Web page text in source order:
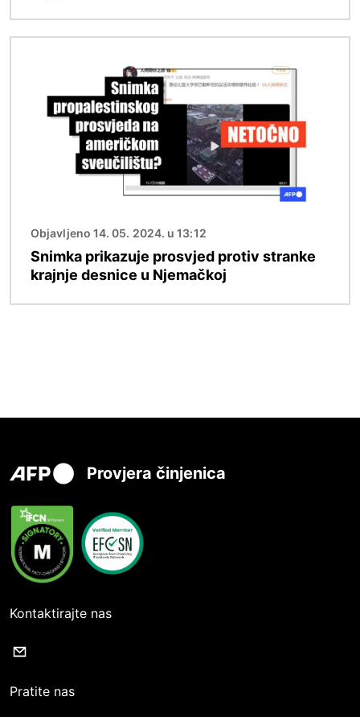
Objavljeno 14. 05. 2024. u 13:12
Snimka prikazuje prosvjed protiv stranke
krajnje desnice u Njemačkoj
Provjera činjenica
Kontaktirajte nas
Pratite nas